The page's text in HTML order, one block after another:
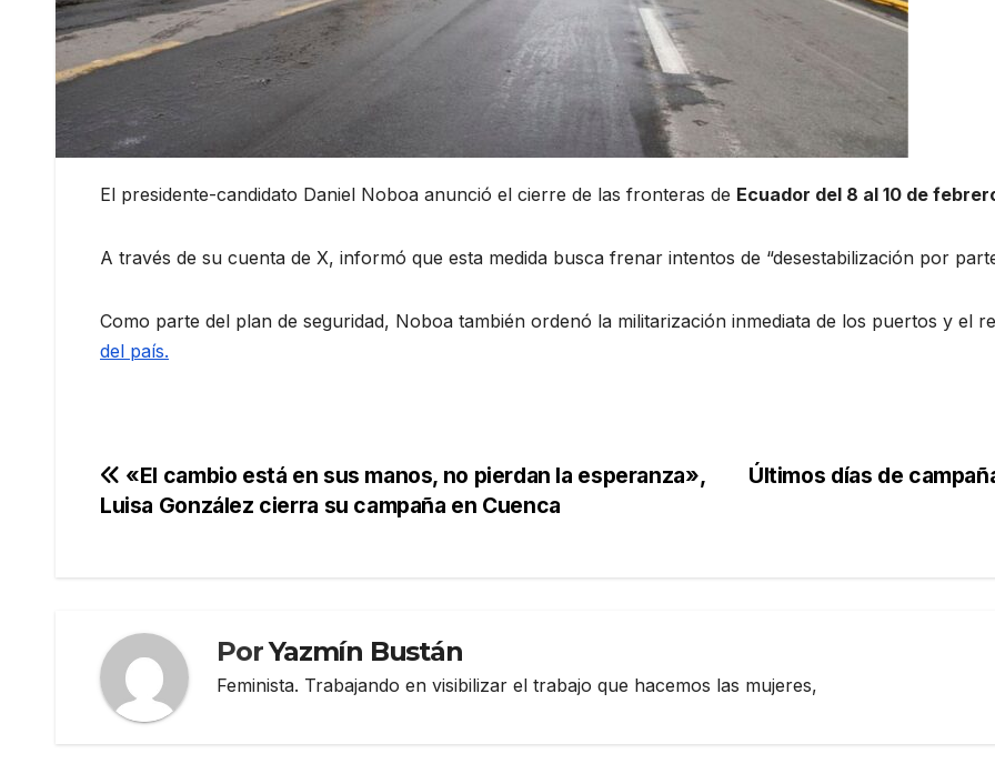
El presidente-candidato Daniel Noboa anunció el cierre de las fronteras de Ecuador del 8 al 10 de
A través de su cuenta de X, informó que esta medida busca frenar intentos de “desestabilización por
Como parte del plan de seguridad, Noboa también ordenó la militarización inmediata de los puertos y el
del país.
Navegación
Últimos días de
«El cambio está en sus manos, no pierdan la esperanza»,
Luisa González cierra su campaña en Cuenca
PorYazmín Bustán
Feminista. Trabajando en visibilizar el trabajo que hacemos las mujeres,